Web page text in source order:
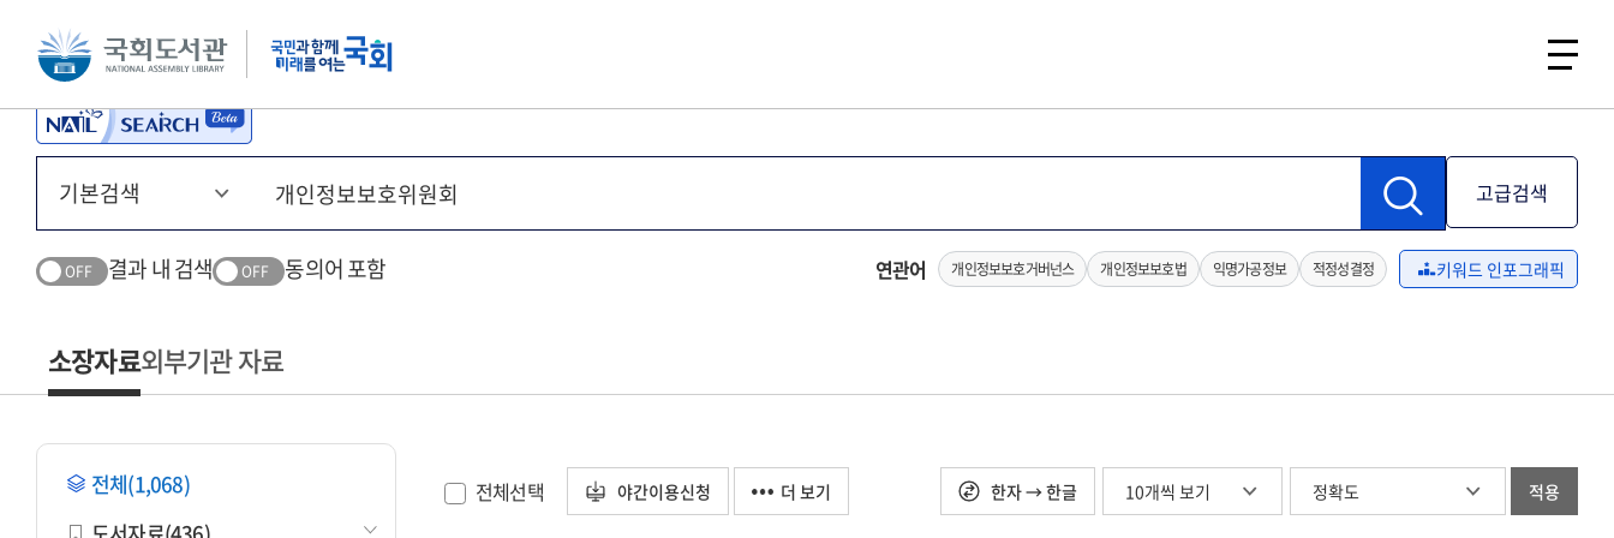
본문 바로가기 주메뉴 바로가기
고급검색
OFF 결과 내 검색 OFF 동의어 포함 연관어 개인정보보호거버넌스 개인정보보호법 익명가공정보 적정성결정 키워드 인포그래픽
소장자료외부기관 자료
전체(1,068)
전체선택 야간이용신청 더 보기 한자 → 한글 적용